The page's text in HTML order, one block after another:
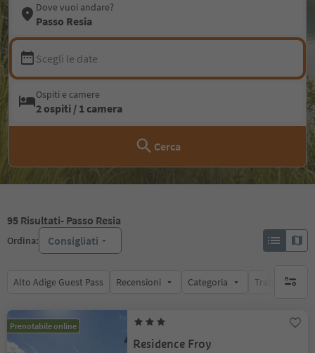
Dove vuoi andare?
Passo Resia
Scegli le date
Ospiti e camere
2 ospiti / 1 camera
Cerca
95 Risultati- Passo Resia
Ordina: Consigliati
Alto Adige Guest Pass Recensioni Categoria Trattamento
Prenotabile online
Residence Froy